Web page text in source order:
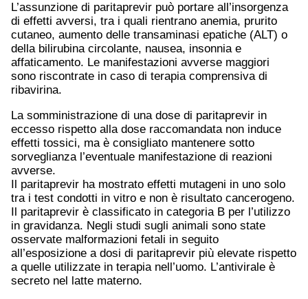
L’assunzione di paritaprevir può portare all’insorgenza
di effetti avversi, tra i quali rientrano anemia, prurito
cutaneo, aumento delle transaminasi epatiche (ALT) o
della bilirubina circolante, nausea, insonnia e
affaticamento. Le manifestazioni avverse maggiori
sono riscontrate in caso di terapia comprensiva di
ribavirina.
La somministrazione di una dose di paritaprevir in
eccesso rispetto alla dose raccomandata non induce
effetti tossici, ma è consigliato mantenere sotto
sorveglianza l’eventuale manifestazione di reazioni
avverse.
Il paritaprevir ha mostrato effetti mutageni in uno solo
tra i test condotti in vitro e non è risultato cancerogeno.
Il paritaprevir è classificato in categoria B per l’utilizzo
in gravidanza. Negli studi sugli animali sono state
osservate malformazioni fetali in seguito
all’esposizione a dosi di paritaprevir più elevate rispetto
a quelle utilizzate in terapia nell’uomo. L’antivirale è
secreto nel latte materno.